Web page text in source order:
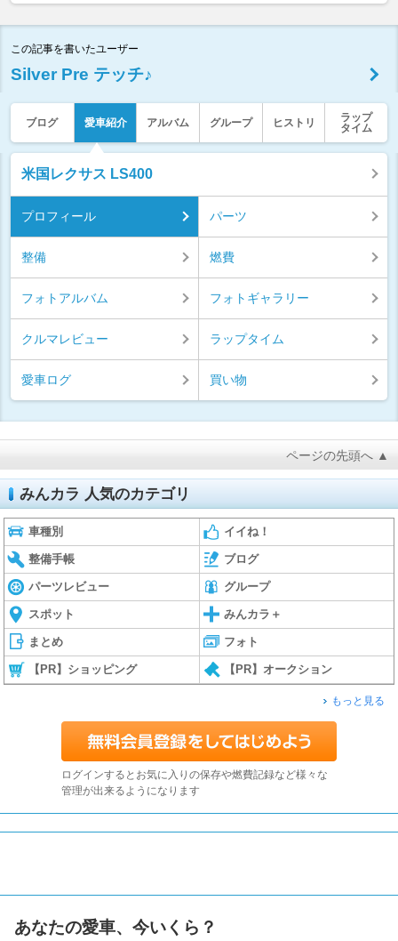
この記事を書いたユーザー
Silver Pre テッチ♪
ブログ 愛車紹介 アルバム グループ ヒストリ
ラップ
タイム
米国レクサス LS400
プロフィール パーツ
整備 燃費
フォトアルバム フォトギャラリー
クルマレビュー ラップタイム
愛車ログ 買い物
ページの先頭へ ▲
みんカラ 人気のカテゴリ
車種別 イイね！
整備手帳 ブログ
パーツレビュー グループ
スポット みんカラ＋
まとめ フォト
【PR】ショッピング 【PR】オークション
もっと見る
ログインするとお気に入りの保存や燃費記録など様々な
管理が出来るようになります
あなたの愛車、今いくら？